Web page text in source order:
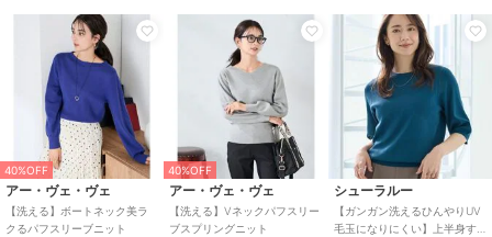
40%OFF
アー・ヴェ・ヴェ
【洗える】ボートネック美ラ
クるパフスリーブニット
40%OFF
アー・ヴェ・ヴェ
【洗える】Vネックパフスリー
ブスプリングニット
シューラルー
【ガンガン洗えるひんやりUV
毛玉になりにくい】上半身す